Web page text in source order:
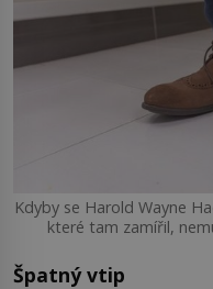
Kdyby se Harold Wayne
které tam zamířil,
Špatný vtip